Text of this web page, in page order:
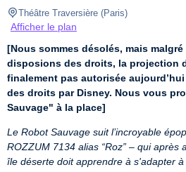
Théâtre Traversière (Paris)
Afficher le plan
[Nous sommes désolés, mais
disposions des droits, la projection
finalement pas autorisée
des droits par Disney. Nous vous
Sauvage" à la place]
Le Robot Sauvage suit l’incroyable
ROZZUM 7134 alias “Roz” – qui après
île déserte doit apprendre à s'adapter